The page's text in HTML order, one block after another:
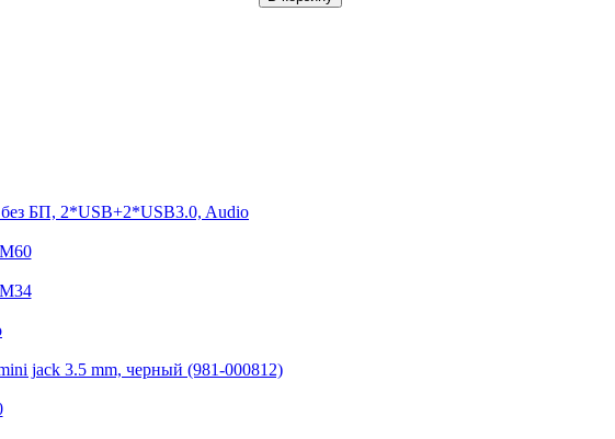
БП, 2*USB+2*USB3.0, Audio
jack 3.5 mm, черный (981-000812)